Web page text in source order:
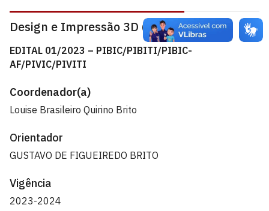
Design e Impressão 3D (Ano II)
EDITAL 01/2023 – PIBIC/PIBITI/PIBIC-
AF/PIVIC/PIVITI
Coordenador(a)
Louise Brasileiro Quirino Brito
Orientador
GUSTAVO DE FIGUEIREDO BRITO
Vigência
2023-2024